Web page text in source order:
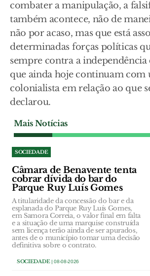
combater a manipulação, a
também acontece, não de
não por acaso, mas que está
determinadas forças políticas
sempre contra a independência
que ainda hoje continuam com
colonialista em relação ao que
declarou.
Mais Notícias
SOCIEDADE
Câmara de Benavente tenta
cobrar dívida do bar do
Parque Ruy Luís Gomes
A titularidade da concessão do bar e da
esplanada do Parque Ruy Luís Gomes,
em Samora Correia, o valor final em falta
e a situação de uma marquise construída
sem licença terão ainda de ser apurados,
antes de o município tomar uma decisão
definitiva sobre o contrato.
SOCIEDADE| 08-08-2026